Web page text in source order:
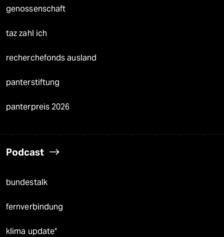
genossenschaft
taz zahl ich
recherchefonds ausland
panterstiftung
panterpreis 2026
Podcast
bundestalk
fernverbindung
klima update°